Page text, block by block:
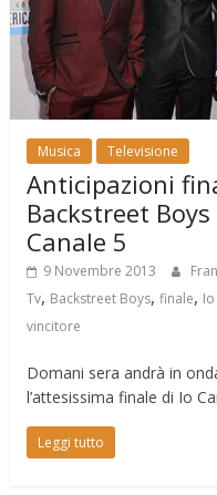
Musica Televisione
Anticipazioni
Backstreet
Canale 5
9 Novembre 2013
Tv, Backstreet Boys, finale,
vincitore
Domani sera andrà in
l’attesissima finale di Io
Leggi tutto